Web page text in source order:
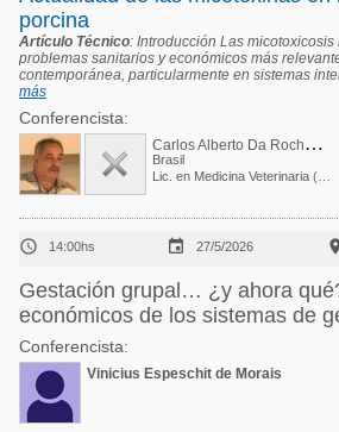
porcina
Artículo Técnico: Introducción Las
problemas sanitarios y económicos más
contemporánea, particularmente en sistemas
más
Conferencista:
C
arlos Alberto Da Rocha Rosa
Brasil
 14:00hs  27/5/2026
Gestación grupal… ¿y ahora
económicos de los sistemas de
Conferencista:
Vinicius Espeschit de Morais